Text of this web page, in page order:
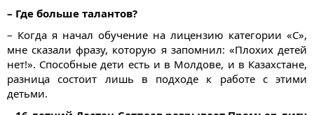
– Где больше талантов?
– Когда я начал обучение на лицензию категории «С»,
мне сказали фразу, которую я запомнил: «Плохих детей
нет!». Способные дети есть и в Молдове, и в Казахстане,
разница состоит лишь в подходе к работе с этими
детьми.